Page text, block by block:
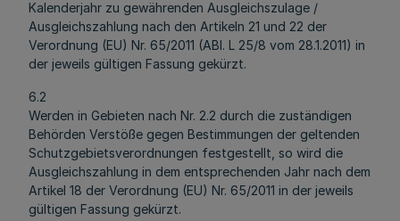
Kalenderjahr zu gewährenden Ausgleichszulage /
Ausgleichszahlung nach den Artikeln 21 und 22 der
Verordnung (EU) Nr. 65/2011 (ABl. L 25/8 vom 28.1.2011) in
der jeweils gültigen Fassung gekürzt.
6.2
Werden in Gebieten nach Nr. 2.2 durch die zuständigen
Behörden Verstöße gegen Bestimmungen der geltenden
Schutzgebietsverordnungen festgestellt, so wird die
Ausgleichszahlung in dem entsprechenden Jahr nach dem
Artikel 18 der Verordnung (EU) Nr. 65/2011 in der jeweils
gültigen Fassung gekürzt.